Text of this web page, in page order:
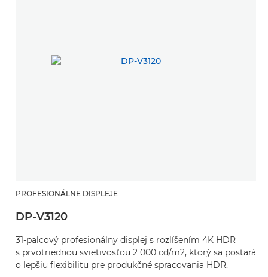
PROFESIONÁLNE DISPLEJE
DP-V3120
31-palcový profesionálny displej s rozlíšením 4K HDR
s prvotriednou svietivosťou 2 000 cd/m2, ktorý sa postará
o lepšiu flexibilitu pre produkčné spracovania HDR.